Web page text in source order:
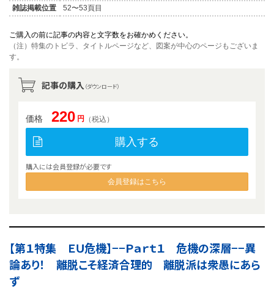
雑誌掲載位置
52〜53頁目
ご購入の前に記事の内容と文字数をお確かめください。
（注）特集のトビラ、タイトルページなど、図案が中心のページもございま
す。
記事の購入 （ダウンロード）
価格 220 円 （税込）
購入する
購入には会員登録が必要です
会員登録はこちら
【第１特集 ＥＵ危機】−−Ｐａｒｔ１ 危機の深層−−異
論あり！ 離脱こそ経済合理的 離脱派は衆愚にあら
ず